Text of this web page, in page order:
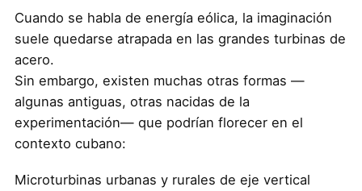
Cuando se habla de energía eólica, la imaginación
suele quedarse atrapada en las grandes turbinas de
acero.
Sin embargo, existen muchas otras formas —
algunas antiguas, otras nacidas de la
experimentación— que podrían florecer en el
contexto cubano:
Microturbinas urbanas y rurales de eje vertical